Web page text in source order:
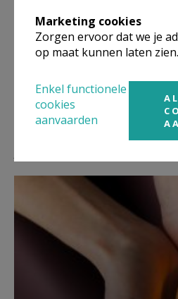
Deel dit artikel
Marketing cookies
Zorgen ervoor dat we je
op maat kunnen laten zien.
Enkel functionele
cookies
aanvaarden